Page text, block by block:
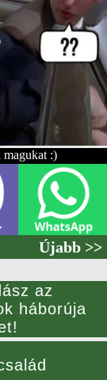
:)
Újabb >>
az
háborúja